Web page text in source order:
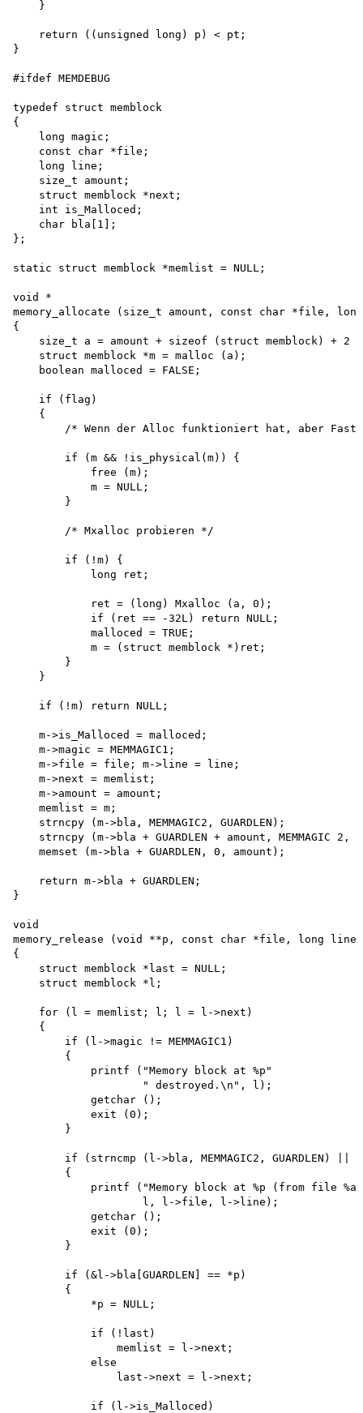
    }
    return ((unsigned long) p) < pt;
}
#ifdef MEMDEBUG
typedef struct memblock
{
    long magic;
    const char *file;
    long line;
    size_t amount;
    struct memblock *next;
    int is_Malloced;
    char bla[1];
};
static struct memblock *memlist = NULL;
void *
memory_allocate (size_t amount, const char *file,
{
size_t a = amount + sizeof (struct memblock) + 2
    struct memblock *m = malloc (a);
    boolean malloced = FALSE;
    if (flag)
    {
/* Wenn der Alloc funktioniert hat, aber
        if (m && !is_physical(m)) {
            free (m);
            m = NULL;
        }
        /* Mxalloc probieren */
        if (!m) {
            long ret;
            ret = (long) Mxalloc (a, 0);
            if (ret == -32L) return NULL;
            malloced = TRUE;
            m = (struct memblock *)ret;
        }
    }
    if (!m) return NULL;
    m->is_Malloced = malloced;
    m->magic = MEMMAGIC1;
    m->file = file; m->line = line;
    m->next = memlist;
    m->amount = amount;
    memlist = m;
    strncpy (m->bla, MEMMAGIC2, GUARDLEN);
strncpy (m->bla + GUARDLEN + amount, MEMMAGIC 2,
    memset (m->bla + GUARDLEN, 0, amount);
    return m->bla + GUARDLEN;
}
void
memory_release (void **p, const char *file, long line)
{
    struct memblock *last = NULL;
    struct memblock *l;
    for (l = memlist; l; l = l->next)
    {
        if (l->magic != MEMMAGIC1)
        {
            printf ("Memory block at %p"
                    " destroyed.\n", l);
            getchar ();
            exit (0);
        }
if (strncmp (l->bla, MEMMAGIC2, GUARDLEN) ||
        {
printf ("Memory block at %p (from file
                    l, l->file, l->line);
            getchar ();
            exit (0);
        }
        if (&l->bla[GUARDLEN] == *p)
        {
            *p = NULL;
            if (!last)
                memlist = l->next;
            else
                last->next = l->next;
            if (l->is_Malloced)